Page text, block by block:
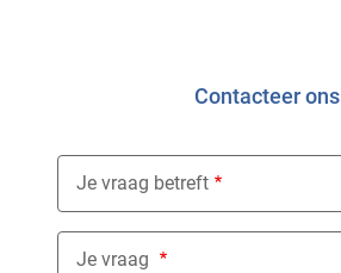
Contacteer ons
Je vraag betreft
Nothing selected
Je vraag